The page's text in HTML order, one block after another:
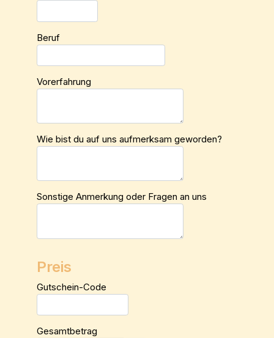
Beruf
Vorerfahrung
Wie bist du auf uns aufmerksam geworden?
Sonstige Anmerkung oder Fragen an uns
Preis
Gutschein-Code
Gesamtbetrag